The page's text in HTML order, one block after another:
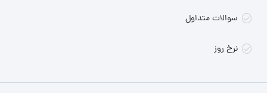
سوالات متداول
نرخ روز